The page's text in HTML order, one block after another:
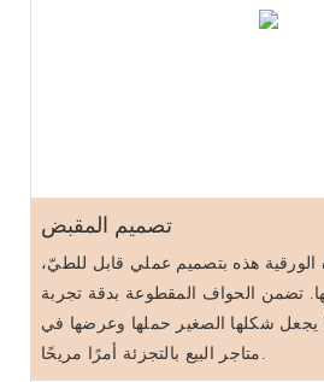
تصميم المقبض
الورقية هذه بتصميم عملي قابل للطيّ،
تضمن الحواف المقطوعة بدقة تجربة
يجعل شكلها الصغير حملها وعرضها في